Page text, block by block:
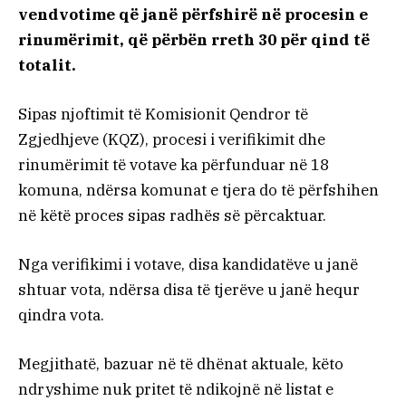
vendvotime që janë përfshirë në procesin e
rinumërimit, që përbën rreth 30 për qind të
totalit.
Sipas njoftimit të Komisionit Qendror të
Zgjedhjeve (KQZ), procesi i verifikimit dhe
rinumërimit të votave ka përfunduar në 18
komuna, ndërsa komunat e tjera do të përfshihen
në këtë proces sipas radhës së përcaktuar.
Nga verifikimi i votave, disa kandidatëve u janë
shtuar vota, ndërsa disa të tjerëve u janë hequr
qindra vota.
Megjithatë, bazuar në të dhënat aktuale, këto
ndryshime nuk pritet të ndikojnë në listat e